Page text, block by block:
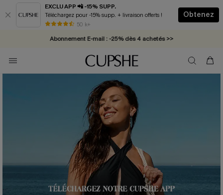
EXCLU APP 📲 -15% SUPP.
Téléchargez pour -15% supp. + livraison offerts !
50 k+
Obtenez
* Livraison éclair 2-3 jours ouvrés >>
Abonnement E-mail : -25% dès 4 achetés >>